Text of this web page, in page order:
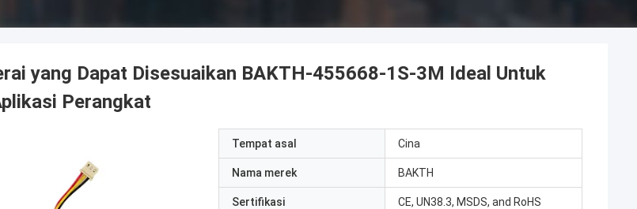
yang Dapat Disesuaikan BAKTH-455668-1S-3M Ideal Untuk
Perangkat
Tempat asal Cina
Nama merek BAKTH
Sertifikasi CE, UN38.3, MSDS, and RoHS